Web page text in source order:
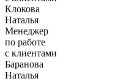
Клокова
Наталья
Менеджер
по работе
с клиентами
Баранова
Наталья